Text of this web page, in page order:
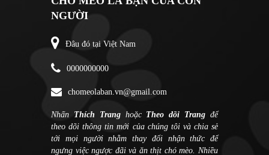
NGƯỜI
Đâu đó tại Việt Nam
0000000000
chomeolaban.vn@gmail.com
Nhấn Thích Tranghoặc Theo dõi Trang để
theo dõi thông tin mới của chúng tôi và chia sẻ
tới mọi người nhằm thay đổi nhận thức để
ngưng việc ngược đãi và ăn thịt chó mèo. Nhiều